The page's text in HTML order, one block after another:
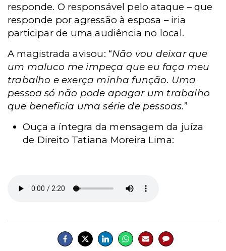
responde. O responsável pelo ataque – que
responde por agressão à esposa – iria
participar de uma audiência no local.
A magistrada avisou: “Não vou deixar que
um maluco me impeça que eu faça meu
trabalho e exerça minha função. Uma
pessoa só não pode apagar um trabalho
que beneficia uma série de pessoas.”
Ouça a íntegra da mensagem da juíza
de Direito Tatiana Moreira Lima: